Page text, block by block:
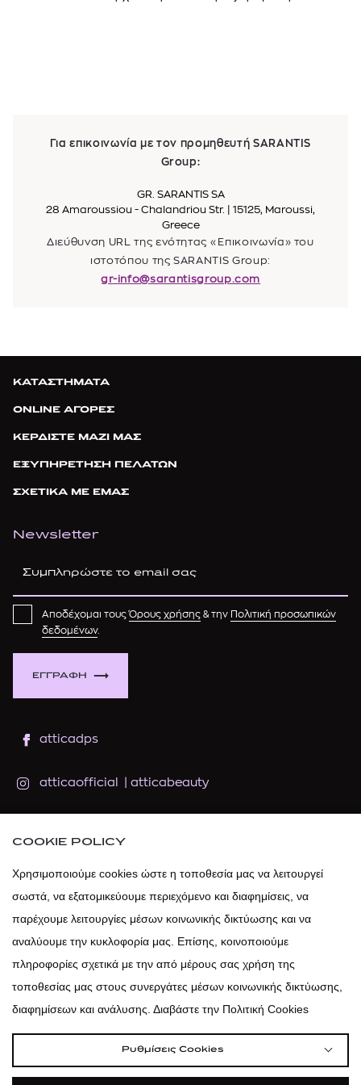
Για επικοινωνία με τον προμηθευτή SARANTIS
Group:
GR. SARANTIS SA
28 Amaroussiou - Chalandriou Str. | 15125, Maroussi,
Greece
Διεύθυνση URL της ενότητας «Επικοινωνία» του
ιστοτόπου της SARANTIS Group:
gr-info@sarantisgroup.com
ΚΑΤΑΣΤΗΜΑΤΑ
ONLINE ΑΓΟΡΕΣ
ΚΕΡΔΙΣΤΕ ΜΑΖΙ ΜΑΣ
ΕΞΥΠΗΡΕΤΗΣΗ ΠΕΛΑΤΩΝ
ΣΧΕΤΙΚΑ ΜΕ ΕΜΑΣ
Newsletter
ΕΓΓΡΑΦΗ
Αποδέχομαι τουςΌρους χρήσης & την Πολιτική προσωπικών
δεδομένων.
atticadps
atticaofficial atticabeauty
atticadps
COOKIE POLICY
Χρησιμοποιούμε cookies ώστε η τοποθεσία μας να λειτουργεί
σωστά, να εξατομικεύουμε περιεχόμενο και διαφημίσεις, να
παρέχουμε λειτουργίες μέσων κοινωνικής δικτύωσης και να
αναλύουμε την κυκλοφορία μας. Επίσης, κοινοποιούμε
πληροφορίες σχετικά με την από μέρους σας χρήση της
τοποθεσίας μας στους συνεργάτες μέσων κοινωνικής δικτύωσης,
διαφημίσεων και ανάλυσης. Διαβάστε την Πολιτική Cookies
Ρυθμίσεις Cookies